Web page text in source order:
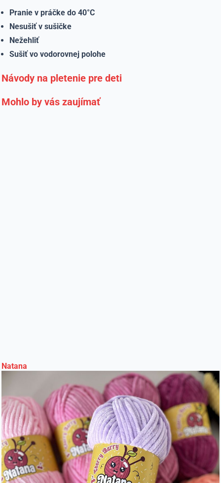
Pranie v práčke do 40°C
Nesušiť v sušičke
Nežehliť
Sušiť vo vodorovnej polohe
Návody na pletenie pre deti
Mohlo by vás zaujímať
Natana